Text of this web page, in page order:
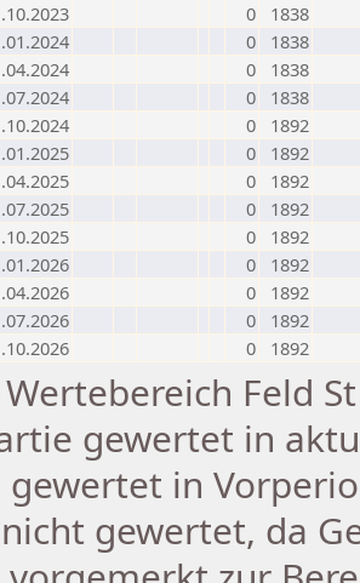
0
1838
0
1838
0
1838
0
1838
0
1892
0
1892
0
1892
0
1892
0
1892
0
1892
0
1892
0
1892
0 1892
Wertebereich Feld
gewertet in
gewertet in
gewertet, da